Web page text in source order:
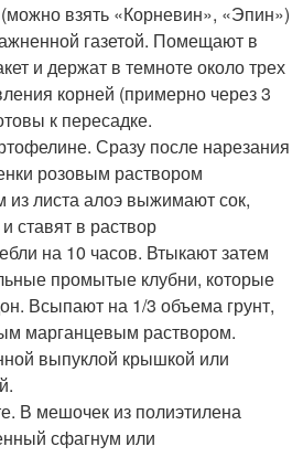
взять «Корневин», «Эпин»)
газетой. Помещают в
и держат в темноте около трех
корней (примерно через 3
к пересадке.
Сразу после нарезания
розовым раствором
из листа алоэ выжимают сок,
ставят в раствор
на 10 часов. Втыкают затем
промытые клубни, которые
Всыпают на 1/3 объема грунт,
марганцевым раствором.
выпуклой крышкой или
В мешочек из полиэтилена
сфагнум или